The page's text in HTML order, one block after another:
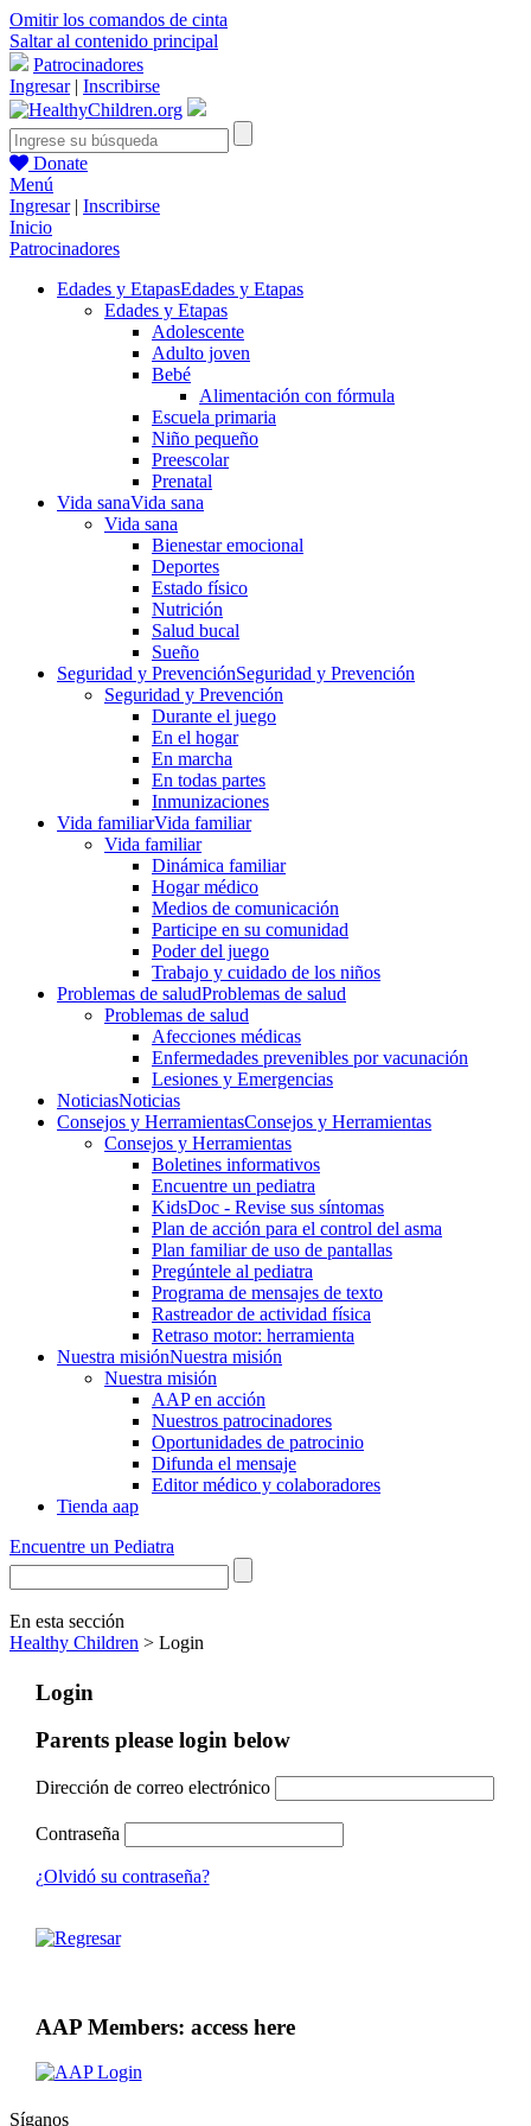
Omitir los comandos de cinta
Saltar al contenido principal
Patrocinadores
Ingresar| Inscribirse
Donate
Menú
Ingresar| Inscribirse
Inicio
Patrocinadores
Edades y EtapasEdades y Etapas
Edades y Etapas
Adolescente
Adulto joven
Bebé
Alimentación con fórmula
Escuela primaria
Niño pequeño
Preescolar
Prenatal
Vida sanaVida sana
Vida sana
Bienestar emocional
Deportes
Estado físico
Nutrición
Salud bucal
Sueño
Seguridad y PrevenciónSeguridad y Prevención
Seguridad y Prevención
Durante el juego
En el hogar
En marcha
En todas partes
Inmunizaciones
Vida familiarVida familiar
Vida familiar
Dinámica familiar
Hogar médico
Medios de comunicación
Participe en su comunidad
Poder del juego
Trabajo y cuidado de los niños
Problemas de saludProblemas de salud
Problemas de salud
Afecciones médicas
Enfermedades prevenibles por vacunación
Lesiones y Emergencias
NoticiasNoticias
Consejos y HerramientasConsejos y Herramientas
Consejos y Herramientas
Boletines informativos
Encuentre un pediatra
KidsDoc - Revise sus síntomas
Plan de acción para el control del asma
Plan familiar de uso de pantallas
Pregúntele al pediatra
Programa de mensajes de texto
Rastre​​ador de activida​d física
Retraso motor: herramienta
Nuestra misiónNuestra misión
Nuestra misión
AAP en acción
Nuestros patrocinadores
Oportunidades de patrocinio
Difunda el mensaje
Editor médico y colaboradores
Tienda aap
Encuentre un Pediatra
En esta sección
Healthy Children > Login
Login
Parents please login below
Dirección de correo electrónico
Contraseña
¿Olvidó su contraseña?
AAP Members: access here
Síganos